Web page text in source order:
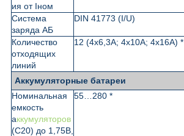
ия от Iном
Система
заряда АБ
DIN 41773 (I/U)
Количество
отходящих
линий
12 (4х6,3А; 4х10А; 4х16А) *
Аккумуляторные батареи
Номинальная
емкость
аккумуляторов
(С20) до 1,75В,
55…280 *